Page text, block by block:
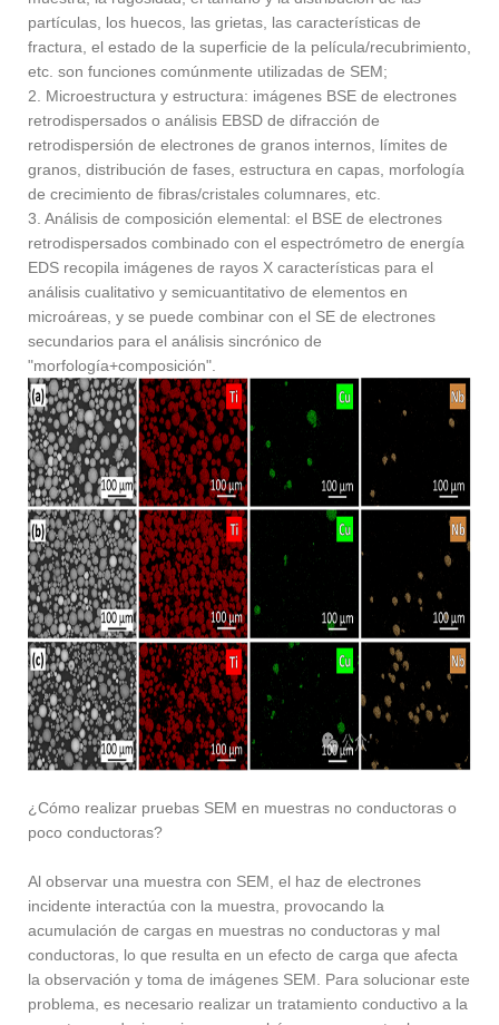
partículas, los huecos, las grietas, las características de
fractura, el estado de la superficie de la película/recubrimiento,
etc. son funciones comúnmente utilizadas de SEM;
2. Microestructura y estructura: imágenes BSE de electrones
retrodispersados ​​o análisis EBSD de difracción de
retrodispersión de electrones de granos internos, límites de
granos, distribución de fases, estructura en capas, morfología
de crecimiento de fibras/cristales columnares, etc.
3. Análisis de composición elemental: el BSE de electrones
retrodispersados ​​combinado con el espectrómetro de energía
EDS recopila imágenes de rayos X características para el
análisis cualitativo y semicuantitativo de elementos en
microáreas, y se puede combinar con el SE de electrones
secundarios para el análisis sincrónico de
"morfología+composición".
¿Cómo realizar pruebas SEM en muestras no conductoras o
poco conductoras?
Al observar una muestra con SEM, el haz de electrones
incidente interactúa con la muestra, provocando la
acumulación de cargas en muestras no conductoras y mal
conductoras, lo que resulta en un efecto de carga que afecta
la observación y toma de imágenes SEM. Para solucionar este
problema, es necesario realizar un tratamiento conductivo a la